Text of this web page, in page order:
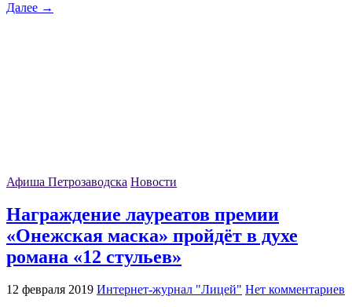
Далее →
Афиша Петрозаводска Новости
Награждение лауреатов премии
«Онежская маска» пройдёт в духе
романа «12 стульев»
12 февраля 2019 Интернет-журнал "Лицей" Нет комментариев